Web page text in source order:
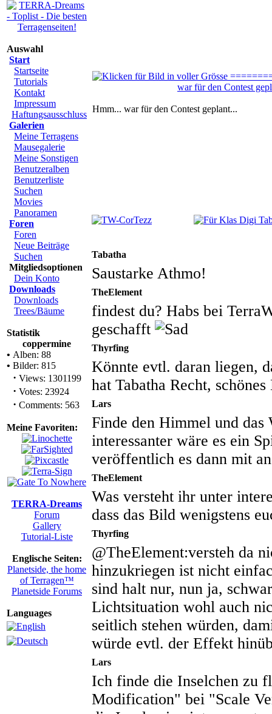
Auswahl
Start
Startseite
Tutorials
Kontakt
Impressum
Haftungsausschluss
Galerien
Meine Terragens
Mausegalerie
Meine Sonstigen
Benutzeralben
Benutzerliste
Suchen
Movies
Panoramen
Foren
Foren
Neue Beiträge
Suchen
Mitgliedsoptionen
Dein Konto
Downloads
Downloads
Trees/Bäume
Statistik
coppermine
• Alben: 88
• Bilder: 815
· Views: 1301199
· Votes: 23924
· Comments: 563
Meine Favoriten:
TERRA-Dreams
Forum
Gallery
Tutorial-Liste
Englische Seiten:
Planetside, the home
of Terragen™
Planetside Forums
Languages
Hmm... war für den Contest geplant...
Tabatha
Saustarke Athmo!
TheElement
findest du? Habs bei
geschafft
Thyrfing
Könnte evtl. daran liegen,
hat Tabatha Recht,
Lars
Finde den Himmel und
interessanter wäre es ein
veröffentlich es dann mit
TheElement
Was versteht ihr unter
dass das Bild wenigstens
Thyrfing
@TheElement:versteh da
hinzukriegen ist nicht
sind halt nur, nun ja,
Lichtsituation wohl auch
seitlich stehen würden,
würde evtl. der Effekt
Lars
Ich finde die Inselchen zu
Modification" bei "Scale